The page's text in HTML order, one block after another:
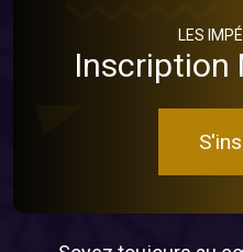
LES
Inscription